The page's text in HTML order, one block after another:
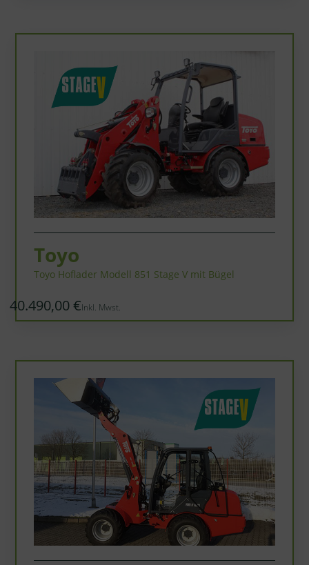
Toyo
Toyo Hoflader Modell 851 Stage V mit Bügel
40.490,00 €Inkl. Mwst.